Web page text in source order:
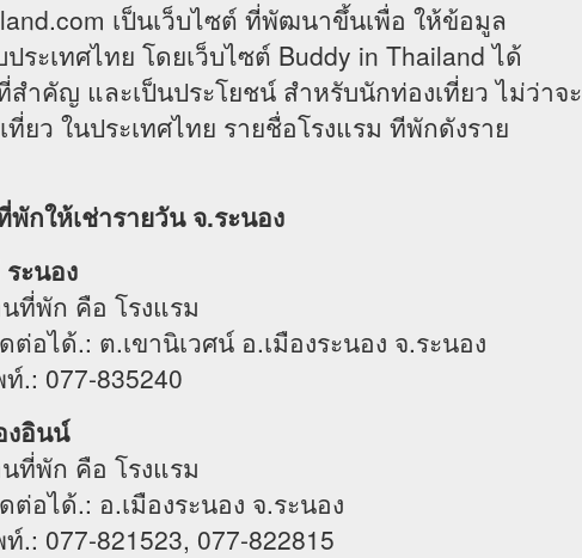
เป็นเว็บไซต์ ที่พัฒนาขึ้นเพื่อ ให้ข้อมูล
ระเทศไทย โดยเว็บไซต์ Buddy in Thailand ได้
ำคัญ และเป็นประโยชน์ สำหรับนักท่องเที่ยว ไม่ว่าจะ
ที่ยว ในประเทศไทย รายชื่อโรงแรม ทีพักดังราย
พักให้เช่ารายวัน จ.ระนอง
ะนอง
ที่พัก คือ โรงแรม
อได้.: ต.เขานิเวศน์ อ.เมืองระนอง จ.ระนอง
.: 077-835240
งอินน์
ที่พัก คือ โรงแรม
อได้.: อ.เมืองระนอง จ.ระนอง
.: 077-821523, 077-822815